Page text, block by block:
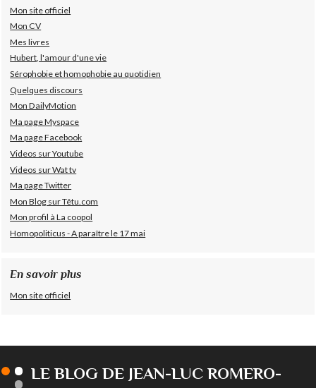
Mon site officiel
Mon CV
Mes livres
Hubert, l'amour d'une vie
Sérophobie et homophobie au quotidien
Quelques discours
Mon DailyMotion
Ma page Myspace
Ma page Facebook
Videos sur Youtube
Videos sur Wat tv
Ma page Twitter
Mon Blog sur Têtu.com
Mon profil à La coopol
Homopoliticus - A paraître le 17 mai
En savoir plus
Mon site officiel
LE BLOG DE JEAN-LUC ROMERO-